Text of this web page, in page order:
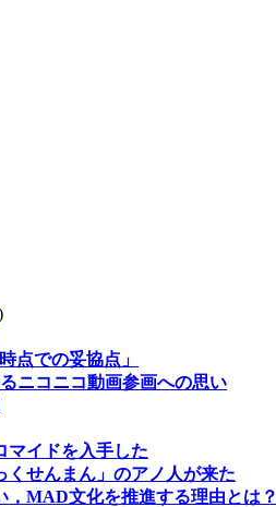
点での妥協点」
ニコニコ動画参画への思い
マイドを入手した
せんまん」のアノ人が来た
，MAD文化を推進する理由とは？